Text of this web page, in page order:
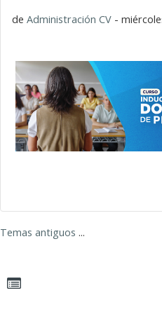
de Administración CV -
Temas antiguos ...